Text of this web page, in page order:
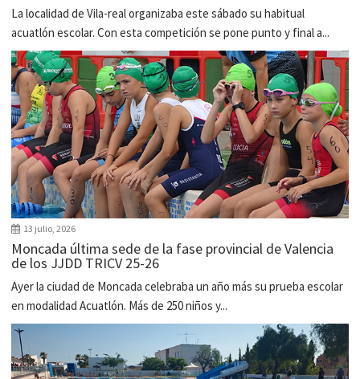
La localidad de Vila-real organizaba este sábado su habitual
acuatlón escolar. Con esta competición se pone punto y final a...
13 julio, 2026
Moncada última sede de la fase provincial de Valencia
de los JJDD TRICV 25-26
Ayer la ciudad de Moncada celebraba un año más su prueba escolar
en modalidad Acuatlón. Más de 250 niños y...